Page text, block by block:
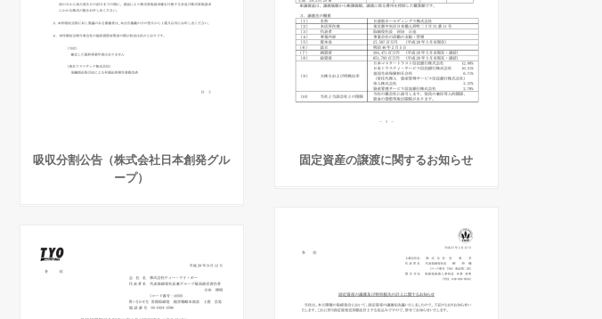
吸収分割公告（株式会社日本創発グル
ープ）
固定資産の譲渡に関するお知らせ